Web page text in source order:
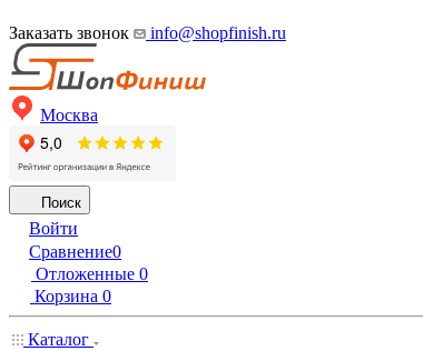
Заказать звонок info@shopfinish.ru
Москва
Поиск
Войти
Сравнение0
Отложенные 0
Корзина 0
Каталог